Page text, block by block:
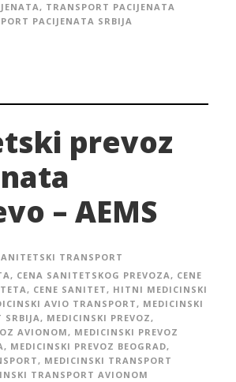
, TRANSPORT PACIJENATA
PACIJENATA SRBIJA
prevoz
– AEMS
TRANSPORT
, CENA SANITETSKOG PREVOZA, CENE
, CENE SANITET, HITNI MEDICINSKI
AVIO TRANSPORT, MEDICINSKI
SRBIJA, MEDICINSKI PREVOZ,
AVIONOM, MEDICINSKI PREVOZ
, MEDICINSKI PREVOZ BEOGRAD,
, MEDICINSKI TRANSPORT
TRANSPORT AVIONOM